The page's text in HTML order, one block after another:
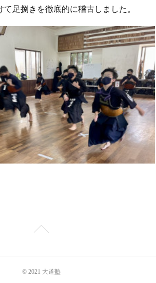
足捌きを徹底的に稽古しました。
© 2021 大道塾